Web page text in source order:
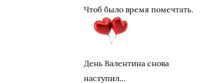
Чтоб было время помечтать.
День Валентина снова
наступил…